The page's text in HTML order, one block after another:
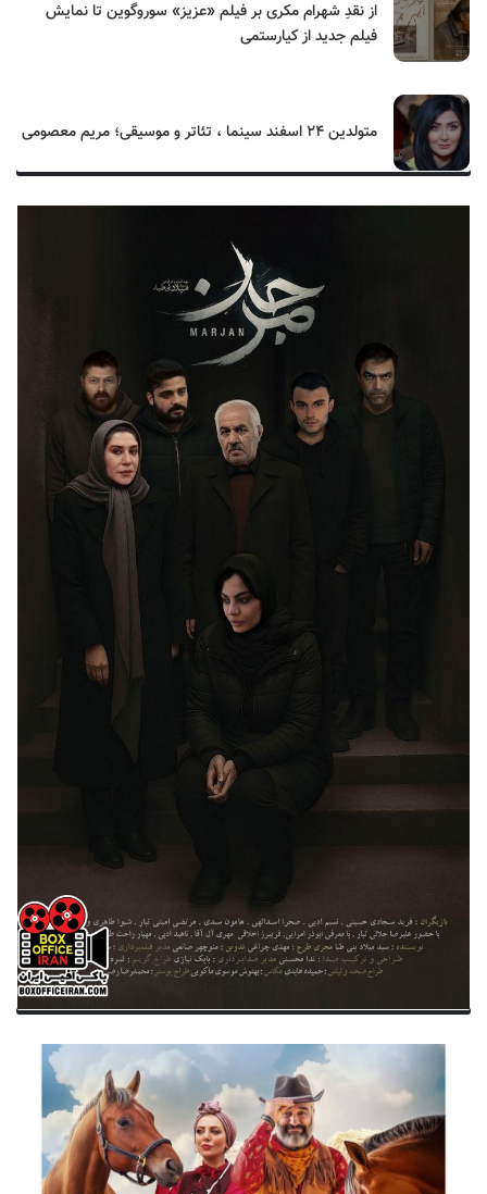
از نقدِ شهرام مکری بر فیلم «عزیز» سوروگوین تا نمایش
فیلم جدید از کیارستمی
متولدین ۲۴ اسفند سینما ، تئاتر و موسیقی؛ مریم معصومی